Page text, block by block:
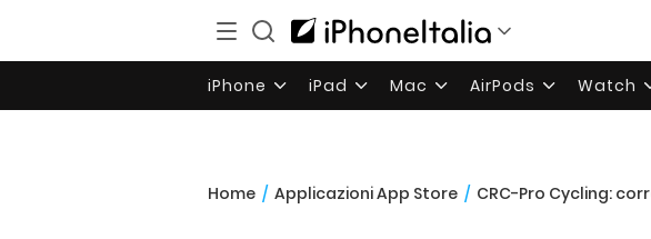
iPhone iPad Mac AirPods Watch
Home / Applicazioni App Store / CRC-Pro Cycling: